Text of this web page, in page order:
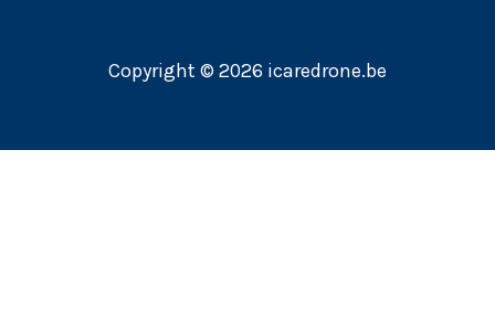
Copyright © 2026 icaredrone.be